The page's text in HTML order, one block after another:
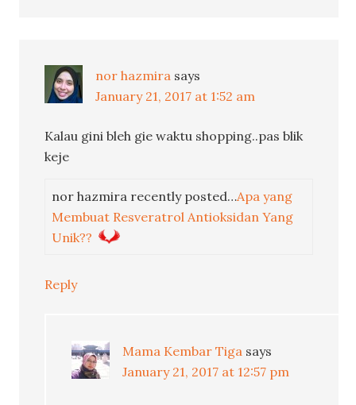
nor hazmira says
January 21, 2017 at 1:52 am
Kalau gini bleh gie waktu shopping..pas blik
keje
nor hazmira recently posted…Apa yang
Membuat Resveratrol Antioksidan Yang
Unik??
Reply
Mama Kembar Tiga says
January 21, 2017 at 12:57 pm